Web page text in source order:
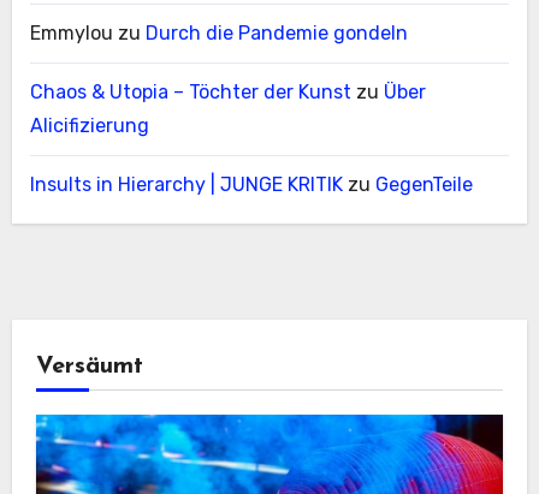
Emmylou zu Durch die Pandemie gondeln
Chaos & Utopia – Töchter der Kunst zu Über
Alicifizierung
Insults in Hierarchy | JUNGE KRITIKzu GegenTeile
Versäumt